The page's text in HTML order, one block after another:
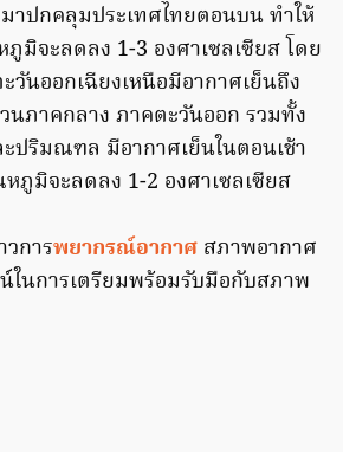
าปกคลุมประเทศไทยตอนบน ทำให้
มิจะลดลง 1-3 องศาเซลเซียส โดย
วันออกเฉียงเหนือมีอากาศเย็นถึง
ภาคกลาง ภาคตะวันออก รวมทั้ง
ปริมณฑล มีอากาศเย็นในตอนเช้า
ภูมิจะลดลง 1-2 องศาเซลเซียส
การพยากรณ์อากาศ สภาพอากาศ
ในการเตรียมพร้อมรับมือกับสภาพ